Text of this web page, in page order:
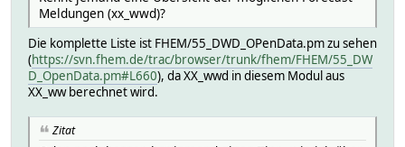
Meldungen (xx_wwd)?
Die komplette Liste ist FHEM/55_DWD_OPenData.pm zu sehen
(https://svn.fhem.de/trac/browser/trunk/fhem/FHEM/55_DW
D_OpenData.pm#L660), da XX_wwd in diesem Modul aus
XX_ww berechnet wird.
Zitat